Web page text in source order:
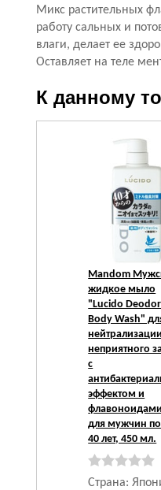
Микс растительных
работу сальных и
влаги, делает ее
Оставляет на теле
К данному
Mandom
жидкое мыло
"Lucido
Body Wash"
нейтрализации
неприятного
с
эффектом и
для мужчин
40 лет, 450 мл.
Страна: